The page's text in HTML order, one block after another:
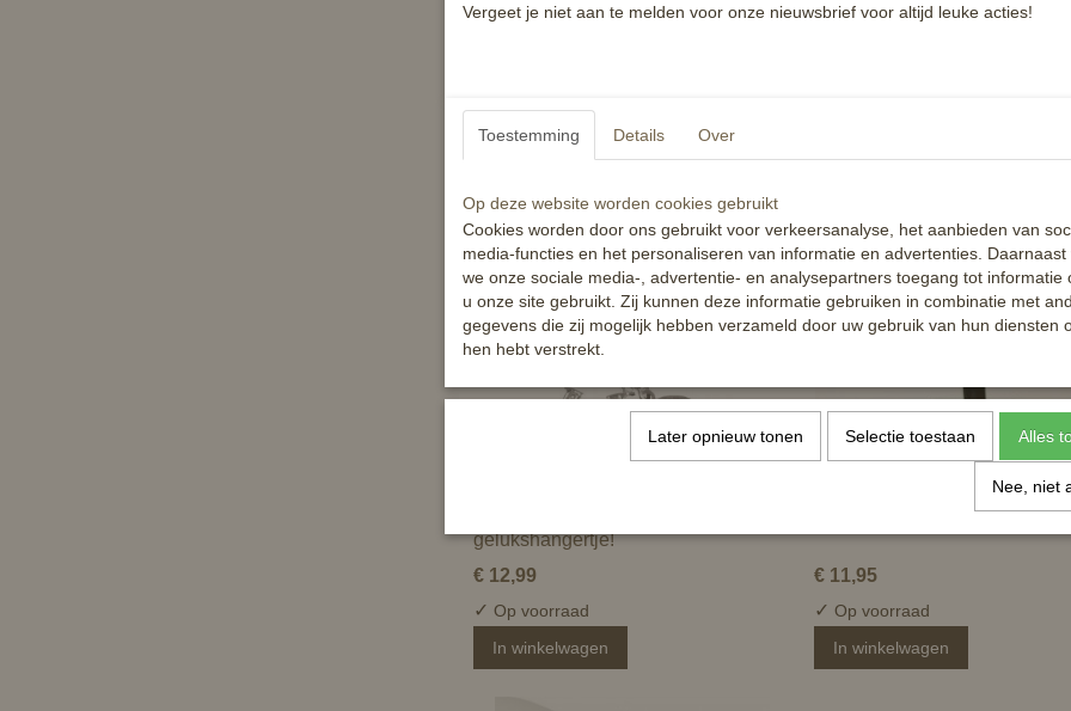
€ 14,95
Niet op voorraad
In winkelwagen
✓Op voorraad
gelukshangertje!
€ 12,99
✓ Op voorraad
In winkelwagen
HB horloge - Unicorn
€ 11,95
✓ Op voorraad
In winkelwagen
Vergeet je niet aan te melden voor onze nieuwsbrief voor altijd leuke acties!
Toestemming Details Over
Op deze website worden cookies gebruikt
Cookies worden door ons gebruikt voor verkeersanalyse, het aanbieden van
media-functies en het personaliseren van informatie en advertenties. Daarnaast
we onze sociale media-, advertentie- en analysepartners toegang tot informatie
u onze site gebruikt. Zij kunnen deze informatie gebruiken in combinatie met
gegevens die zij mogelijk hebben verzameld door uw gebruik van hun diensten
hen hebt verstrekt.
Later opnieuw tonen Selectie toestaan Alles
Nee, niet